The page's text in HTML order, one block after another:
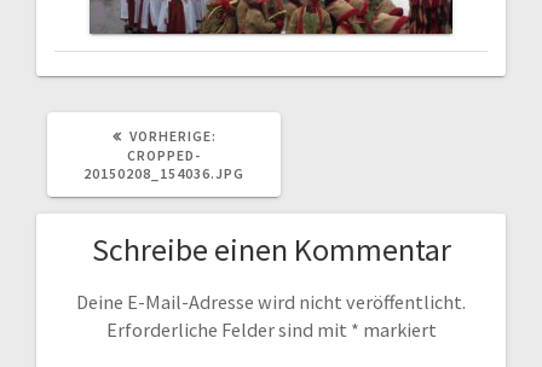
VORHERIGE:
CROPPED-
20150208_154036.JPG
Schreibe einen Kommentar
Deine E-Mail-Adresse wird nicht veröffentlicht.
Erforderliche Felder sind mit * markiert